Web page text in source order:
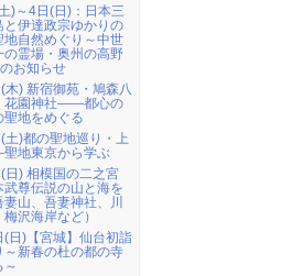
)～4日(日)：日本三
と伊達政宗ゆかりの
地自然めぐり～中世
の霊場・奥州の高野
お知らせ
木) 新宿御苑・鳩森八
花園神社――都心の
聖地をめぐる
土)都の聖地巡り・上
地東京から学ぶ
日) 相模国の二之宮
武尊伝説の山と海を
山、吾妻神社、川
沢海岸など）
(日)【宮城】仙台初詣
～新春の杜の都の寺
～